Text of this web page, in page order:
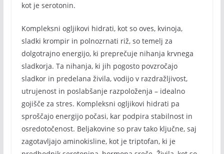
kot je serotonin.
Kompleksni ogljikovi hidrati, kot so oves, kvinoja,
sladki krompir in polnozrnati riž, so temelj za
dolgotrajno energijo, ki preprečuje nihanja krvnega
sladkorja. Ta nihanja, ki jih pogosto povzročajo
sladkor in predelana živila, vodijo v razdražljivost,
utrujenost in poslabšanje razpoloženja – idealno
gojišče za stres. Kompleksni ogljikovi hidrati pa
sproščajo energijo počasi, kar podpira stabilnost in
osredotočenost. Beljakovine so prav tako ključne, saj
zagotavljajo aminokisline, kot je triptofan, ki je